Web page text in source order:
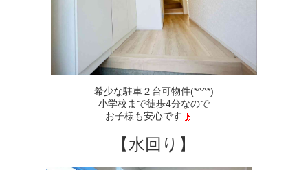
希少な駐車２台可物件(*^^*)
小学校まで徒歩4分なので
お子様も安心です
【水回り】